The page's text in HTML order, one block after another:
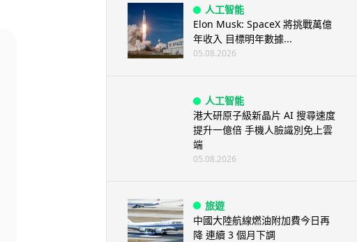
人工智能
Elon Musk: SpaceX 將挑戰萬億
年收入 目標明年數據...
05.08.2026
人工智能
港大研原子級新晶片 AI 搜尋速度
提升一億倍 手機人臉識別免上雲
端
05.08.2026
旅遊
中國大陸航線燃油附加費今日再
降 連續 3 個月下調